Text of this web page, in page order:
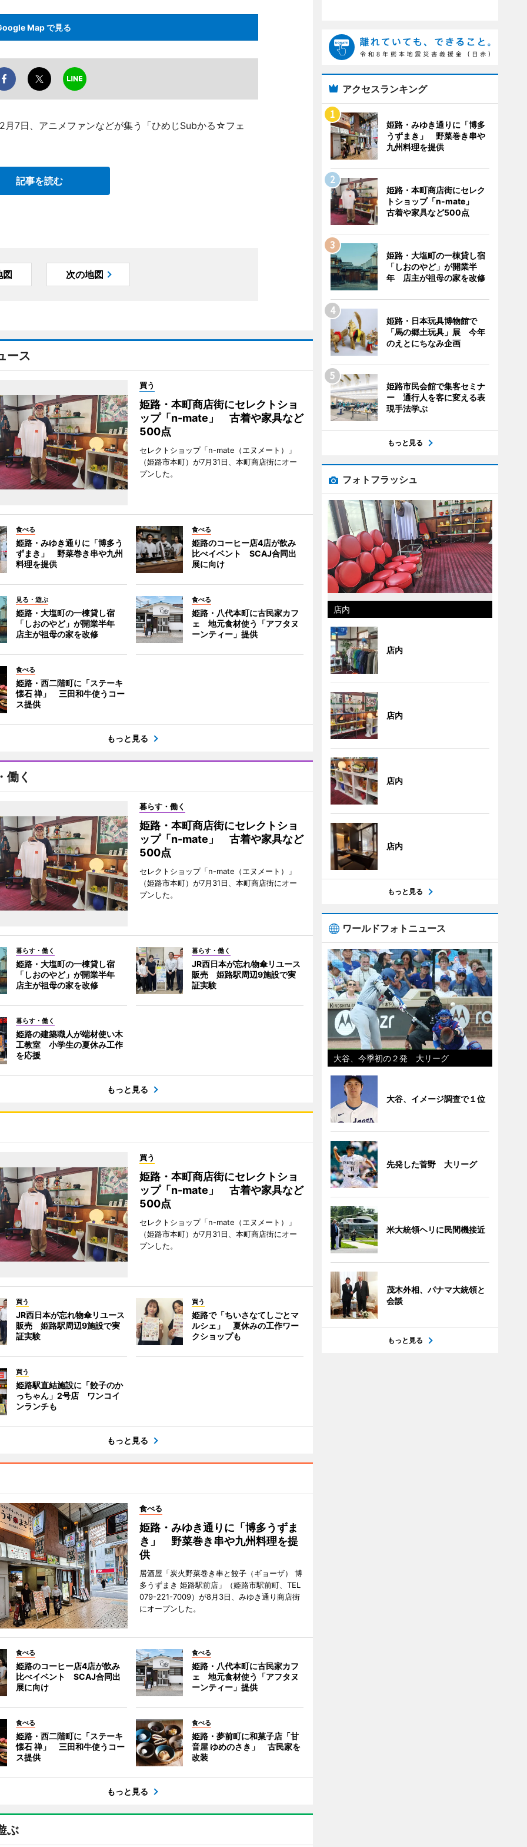
Map で見る
月7日、アニメファンなどが集う「ひめじSubかる☆フェ
記事を読む
図 次の地図
ース
買う
姫路・本町商店街にセレクトショ
ップ「n-mate」 古着や家具など
500点
セレクトショップ「n-mate（エヌメート）」
（姫路市本町）が7月31日、本町商店街にオー
プンした。
食べる
姫路・みゆき通りに「博多う
ずまき」 野菜巻き串や九州
料理を提供
食べる
姫路のコーヒー店4店が飲み
比べイベント SCAJ合同出
展に向け
見る・遊ぶ
姫路・大塩町の一棟貸し宿
「しおのやど」が開業半年
店主が祖母の家を改修
食べる
姫路・八代本町に古民家カフ
ェ 地元食材使う「アフタヌ
ーンティー」提供
食べる
姫路・西二階町に「ステーキ
懐石 禅」 三田和牛使うコー
ス提供
もっと見る
働く
暮らす・働く
姫路・本町商店街にセレクトショ
ップ「n-mate」 古着や家具など
500点
セレクトショップ「n-mate（エヌメート）」
（姫路市本町）が7月31日、本町商店街にオー
プンした。
暮らす・働く
姫路・大塩町の一棟貸し宿
「しおのやど」が開業半年
店主が祖母の家を改修
暮らす・働く
JR西日本が忘れ物傘リユース
販売 姫路駅周辺9施設で実
証実験
暮らす・働く
姫路の建築職人が端材使い木
工教室 小学生の夏休み工作
を応援
もっと見る
買う
姫路・本町商店街にセレクトショ
ップ「n-mate」 古着や家具など
500点
セレクトショップ「n-mate（エヌメート）」
（姫路市本町）が7月31日、本町商店街にオー
プンした。
買う
JR西日本が忘れ物傘リユース
販売 姫路駅周辺9施設で実
証実験
買う
姫路で「ちいさなてしごとマ
ルシェ」 夏休みの工作ワー
クショップも
買う
姫路駅直結施設に「餃子のか
っちゃん」2号店 ワンコイ
ンランチも
もっと見る
食べる
姫路・みゆき通りに「博多うずま
き」 野菜巻き串や九州料理を提
供
居酒屋「炭火野菜巻き串と餃子（ギョーザ） 博
多うずまき 姫路駅前店」（姫路市駅前町、TEL
079-221-7009）が8月3日、みゆき通り商店街
にオープンした。
食べる
姫路のコーヒー店4店が飲み
比べイベント SCAJ合同出
展に向け
食べる
姫路・八代本町に古民家カフ
ェ 地元食材使う「アフタヌ
ーンティー」提供
食べる
姫路・西二階町に「ステーキ
懐石 禅」 三田和牛使うコー
ス提供
食べる
姫路・夢前町に和菓子店「甘
音屋 ゆめのさき」 古民家を
改装
もっと見る
ぶ
アクセスランキング
姫路・みゆき通りに「博多
うずまき」 野菜巻き串や
九州料理を提供
姫路・本町商店街にセレク
トショップ「n-mate」
古着や家具など500点
姫路・大塩町の一棟貸し宿
「しおのやど」が開業半
年 店主が祖母の家を改修
姫路・日本玩具博物館で
「馬の郷土玩具」展 今年
のえとにちなみ企画
姫路市民会館で集客セミナ
ー 通行人を客に変える表
現手法学ぶ
もっと見る
フォトフラッシュ
店内
店内
店内
店内
店内
もっと見る
ワールドフォトニュース
大谷、今季初の２発 大リーグ
大谷、イメージ調査で１位
先発した菅野 大リーグ
米大統領ヘリに民間機接近
茂木外相、パナマ大統領と
会談
もっと見る